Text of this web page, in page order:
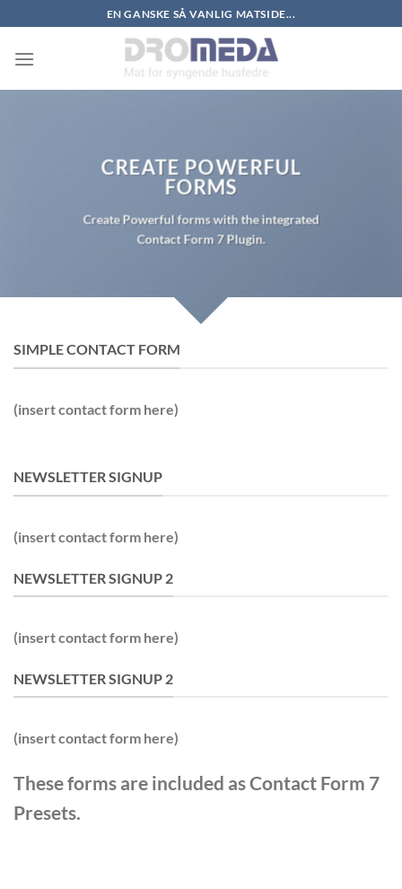
to
content
EN GANSKE SÅ VANLIG MATSIDE...
CREATE POWERFUL
FORMS
Create Powerful forms with the integrated
Contact Form 7 Plugin.
SIMPLE CONTACT FORM
(insert contact form here)
NEWSLETTER SIGNUP
(insert contact form here)
NEWSLETTER SIGNUP 2
(insert contact form here)
NEWSLETTER SIGNUP 2
(insert contact form here)
These forms are included as Contact Form 7
Presets.